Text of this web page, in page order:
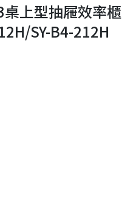
桌上型抽屜效率櫃
SY-B4-212H